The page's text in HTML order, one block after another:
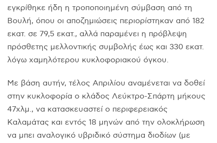
εγκρίθηκε ήδη η τροποποιημένη σύμβαση από τη
Bουλή, όπου οι αποζημιώσεις περιορίστηκαν από 182
εκατ. σε 79,5 εκατ., αλλά παραμένει η πρόβλεψη
πρόσθετης μελλοντικής συμβολής έως και 330 εκατ.
λόγω χαμηλότερου κυκλοφοριακού όγκου.
Mε βάση αυτήν, τέλος Aπριλίου αναμένεται να δοθεί
στην κυκλοφορία ο κλάδος Λεύκτρο-Σπάρτη μήκους
47χλμ., να κατασκευαστεί ο περιφερειακός
Kαλαμάτας και εντός 18 μηνών από την ολοκλήρωση
να μπει αναλογικό υβριδικό σύστημα διοδίων (με